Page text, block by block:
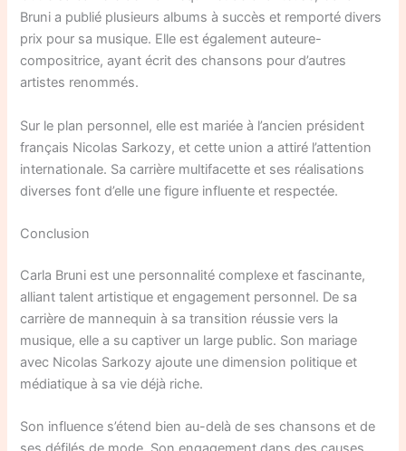
Bruni a publié plusieurs albums à succès et remporté divers
prix pour sa musique. Elle est également auteure-
compositrice, ayant écrit des chansons pour d’autres
artistes renommés.
Sur le plan personnel, elle est mariée à l’ancien président
français Nicolas Sarkozy, et cette union a attiré l’attention
internationale. Sa carrière multifacette et ses réalisations
diverses font d’elle une figure influente et respectée.
Conclusion
Carla Bruni est une personnalité complexe et fascinante,
alliant talent artistique et engagement personnel. De sa
carrière de mannequin à sa transition réussie vers la
musique, elle a su captiver un large public. Son mariage
avec Nicolas Sarkozy ajoute une dimension politique et
médiatique à sa vie déjà riche.
Son influence s’étend bien au-delà de ses chansons et de